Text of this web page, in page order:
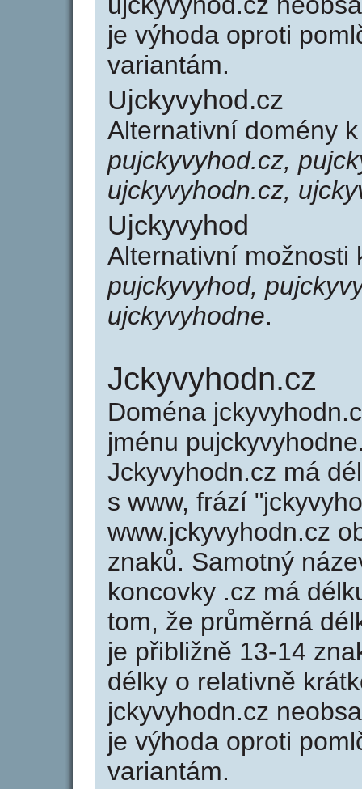
je výhoda oproti
variantám.
Ujckyvyhod.cz
Alternativní domény
pujckyvyhod.cz,
ujckyvyhodn.cz,
Ujckyvyhod
Alternativní možnosti
pujckyvyhod,
ujckyvyhodne.
Jckyvyhodn.cz
Doména
jménu
Jckyvyhodn.cz má
s www, frází
www.jckyvyhodn.cz
znaků. Samotný
koncovky .cz má
tom, že průměrná
je přibližně 13-14
délky o relativně
jckyvyhodn.cz
je výhoda oproti
variantám.